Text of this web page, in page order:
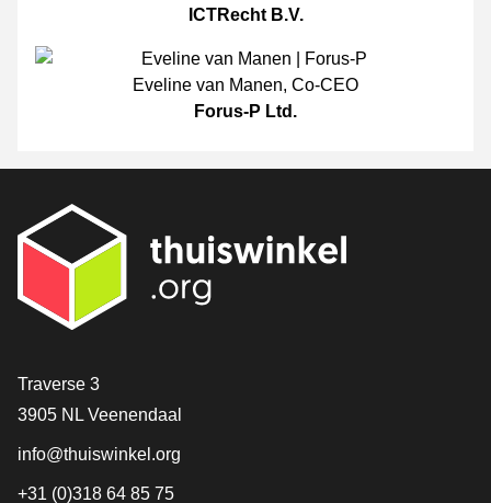
ICTRecht B.V.
Eveline van Manen, Co-CEO
Forus-P Ltd.
[_General:Contact]
Traverse 3
3905 NL Veenendaal
info@thuiswinkel.org
+31 (0)318 64 85 75